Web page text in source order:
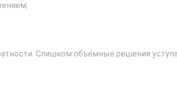
Слишком объёмные решения